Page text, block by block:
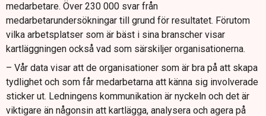
medarbetare. Över 230 000 svar från
medarbetarundersökningar till grund för resultatet. Förutom
vilka arbetsplatser som är bäst i sina branscher visar
kartläggningen också vad som särskiljer organisationerna.
– Vår data visar att de organisationer som är bra på att skapa
tydlighet och som får medarbetarna att känna sig involverade
sticker ut. Ledningens kommunikation är nyckeln och det är
viktigare än någonsin att kartlägga, analysera och agera på